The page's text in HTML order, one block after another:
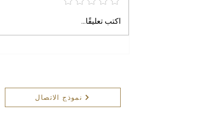
ولاية ميشيغان. درس الطب والصحة
اكتب تعليقًا...
نموذج الاتصال